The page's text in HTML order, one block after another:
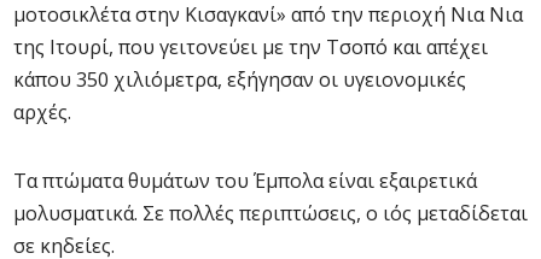
μοτοσικλέτα στην Κισαγκανί» από την περιοχή Νια Νια
της Ιτουρί, που γειτονεύει με την Τσοπό και απέχει
κάπου 350 χιλιόμετρα, εξήγησαν οι υγειονομικές
αρχές.
Τα πτώματα θυμάτων του Έμπολα είναι εξαιρετικά
μολυσματικά. Σε πολλές περιπτώσεις, ο ιός μεταδίδεται
σε κηδείες.